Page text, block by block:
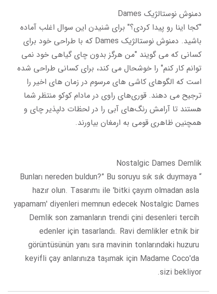
“Bunları nereden buldun?” Bu soruyu sık sık duymaya
hazır olun. Tasarımı ile 'bitki çayım olmadan asla
yapamam' diyenleri memnun edecek Nostalgic Dames
Demlik son zamanların trendi çini desenleri tercih
edenler için tasarlandı. Ravi demlikler etnik bir
görüntüsünün yanı sıra mavinin tonlarındaki huzuru
keyifli çay anlarınıza taşımak için Madame Coco'da
sizi bekliyor.